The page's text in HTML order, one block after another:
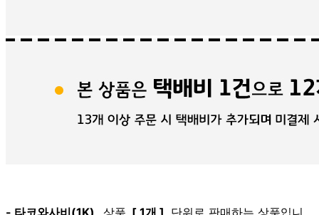
- 타코와사비(1K) 상품 [ 1개 ] 단위로 판매하는 상품입니